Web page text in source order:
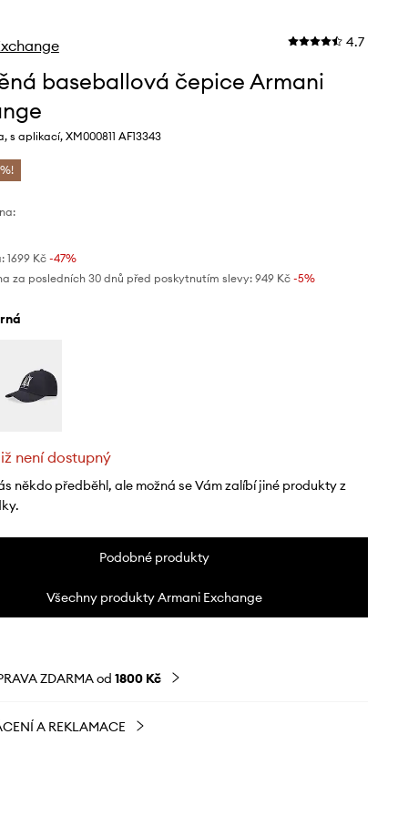
4.7
baseballová čepice Armani
s aplikací, XM000811 AF13343
1699 Kč-47%
za posledních 30 dnů před poskytnutím slevy: 949 Kč -5%
není dostupný
někdo předběhl, ale možná se Vám zalíbí jiné produkty z
Podobné produkty
Všechny produkty Armani Exchange
ZDARMA od 1800 Kč
A REKLAMACE